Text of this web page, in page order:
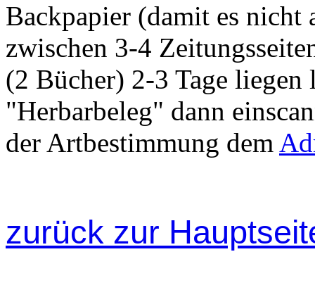
Backpapier (damit es nicht
zwischen 3-4
(2 Bücher) 2-3 Tage liegen
"Herbarbeleg" dann
der Artbestimmung dem
zurück zur